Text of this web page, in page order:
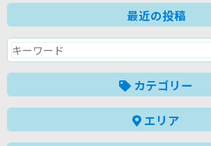
最近の投稿
カテゴリー
エリア